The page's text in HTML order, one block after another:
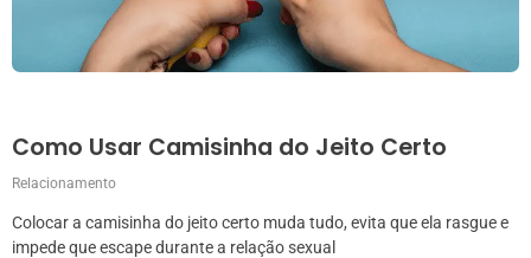
Como Usar Camisinha do Jeito Certo
Relacionamento
Colocar a camisinha do jeito certo muda tudo, evita que ela rasgue e
impede que escape durante a relação sexual